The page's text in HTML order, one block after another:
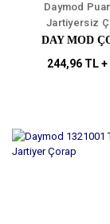
Daymod
Jartiyersiz
DAY MOD
244,96 TL +